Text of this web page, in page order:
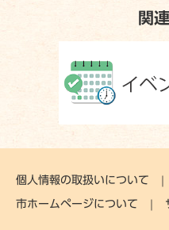
関
個人情報の取扱いについて
市ホームページについて